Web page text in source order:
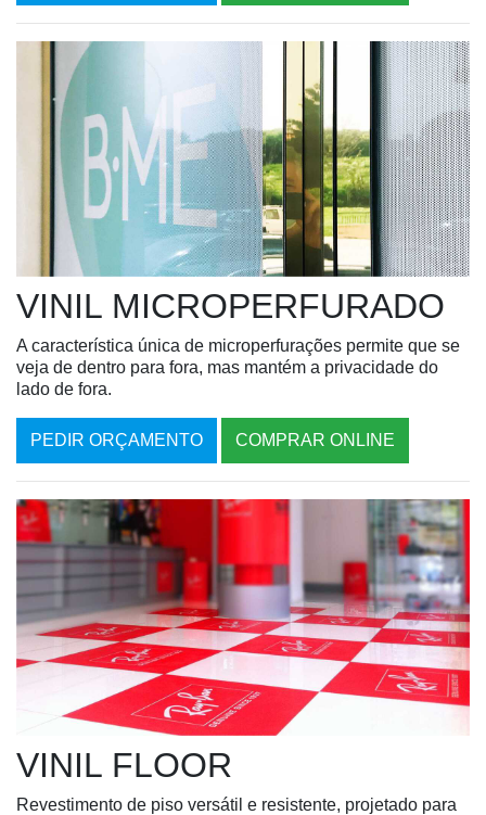
VINIL MICROPERFURADO
A característica única de microperfurações permite que se
veja de dentro para fora, mas mantém a privacidade do
lado de fora.
PEDIR ORÇAMENTO COMPRAR ONLINE
VINIL FLOOR
Revestimento de piso versátil e resistente, projetado para